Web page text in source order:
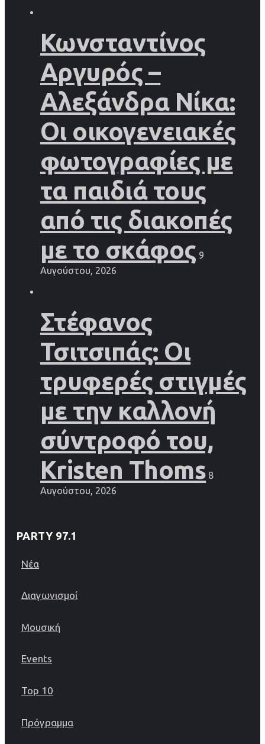
Κωνσταντίνος
Αργυρός –
Αλεξάνδρα Νίκα:
Οι οικογενειακές
φωτογραφίες με
τα παιδιά τους
από τις διακοπές
με το σκάφος 9
Αυγούστου, 2026
Στέφανος
Τσιτσιπάς: Οι
τρυφερές στιγμές
με την καλλονή
σύντροφό του,
Kristen Thoms 8
Αυγούστου, 2026
PARTY 97.1
Νέα
Διαγωνισμοί
Μουσική
Events
Top 10
Πρόγραμμα